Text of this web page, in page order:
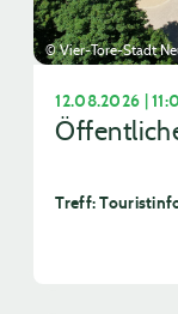
© Vier-Tore-Stadt
12.08.2026 |
Treff: